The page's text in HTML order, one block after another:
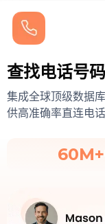
查找电话号码
集成全球顶级数据
供高准确率直连电话
60M+